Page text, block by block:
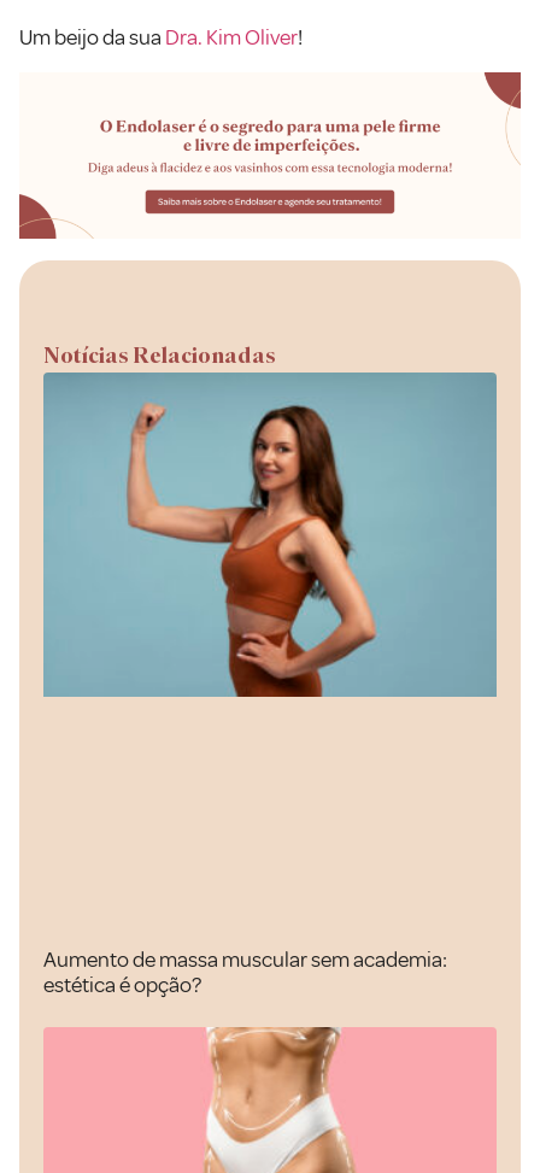
Um beijo da sua Dra. Kim Oliver!
Notícias Relacionadas
Aumento de massa muscular sem academia:
estética é opção?